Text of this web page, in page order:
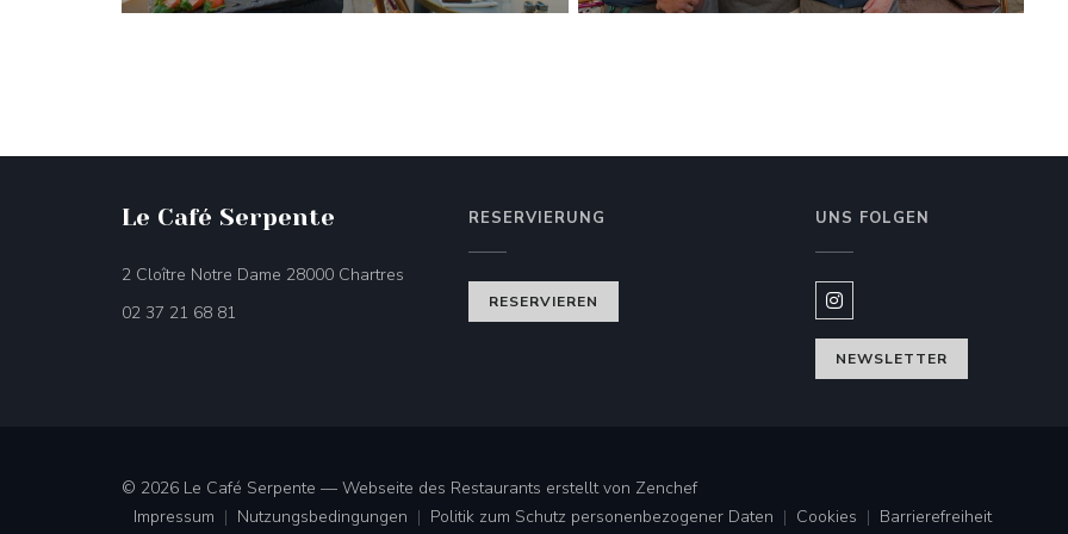
Le Café Serpente
2 Cloître Notre Dame 28000 Chartres
02 37 21 68 81
RESERVIERUNG
RESERVIEREN
UNS FOLGEN
Instagram ((öffnet ein neues
NEWSLETTER
© 2026 Le Café Serpente — Webseite des Restaurants erstellt von Zenchef((öffnet ein neues Fenster))
Impressum
((öffnet ein neues Fenster))
Nutzungsbedingungen
((öffnet ein neues Fenster))
Politik zum Schutz personenbezogener Daten
((öffnet ein neues Fenster))
Cookies
((öffnet ein neues Fenster))
Barrierefreiheit
((öffnet ein neues